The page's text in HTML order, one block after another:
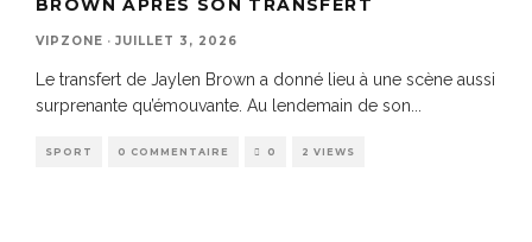
BROWN APRÈS SON TRANSFERT
VIPZONE · JUILLET 3, 2026
Le transfert de Jaylen Brown a donné lieu à une scène aussi
surprenante qu’émouvante. Au lendemain de son
SPORT 0 COMMENTAIRE 0 2 VIEWS